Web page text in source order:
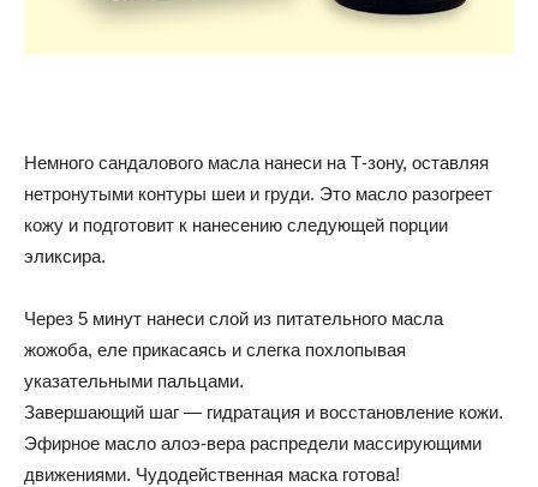
Немного сандалового масла нанеси на Т-зону, оставляя
нетронутыми контуры шеи и груди. Это масло разогреет
кожу и подготовит к нанесению следующей порции
эликсира.
Через 5 минут нанеси слой из питательного масла
жожоба, еле прикасаясь и слегка похлопывая
указательными пальцами.
Завершающий шаг — гидратация и восстановление кожи.
Эфирное масло алоэ-вера распредели массирующими
движениями. Чудодейственная маска готова!